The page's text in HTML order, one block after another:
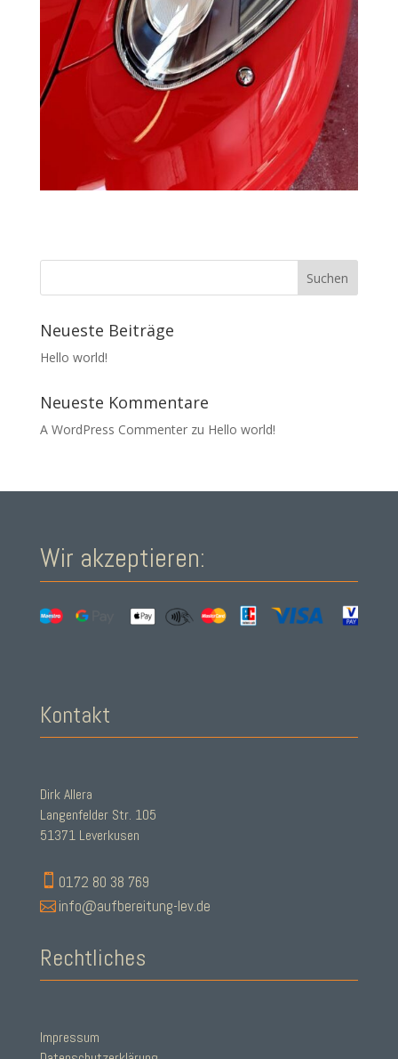
Neueste Beiträge
Hello world!
Neueste Kommentare
A WordPress Commenterzu Hello world!
Wir akzeptieren:
Kontakt
Dirk Allera
Langenfelder Str. 105
51371 Leverkusen
 0172 80 38 769
 info@aufbereitung-lev.de
Rechtliches
Impressum